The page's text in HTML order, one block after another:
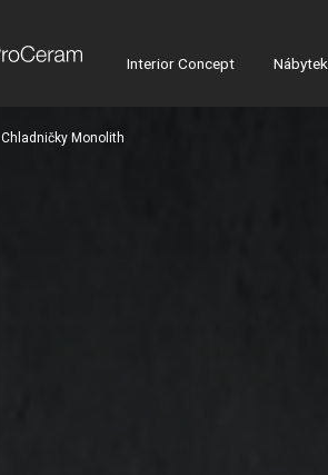
Interior Concept Nábytek
Chladničky Monolith